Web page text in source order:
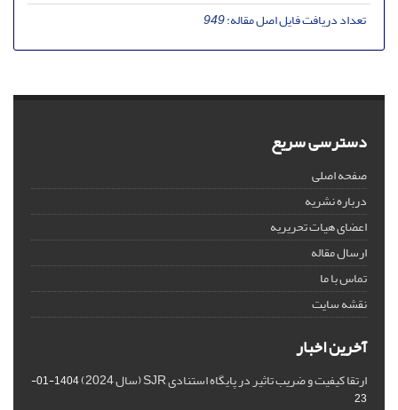
تعداد دریافت فایل اصل مقاله:949
دسترسی سریع
صفحه اصلی
درباره نشریه
اعضای هیات تحریریه
ارسال مقاله
تماس با ما
نقشه سایت
آخرین اخبار
ارتقا کیفیت و ضریب تاثیر در پایگاه استنادی SJR (سال 2024)
1404-01-
23